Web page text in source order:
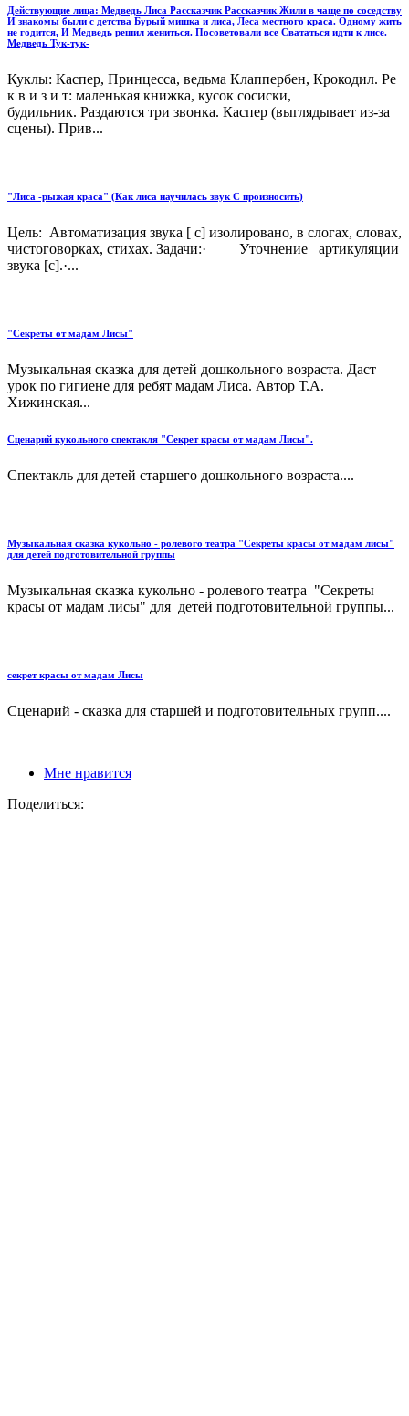
Действующие лица: Медведь Лиса Рассказчик Рассказчик Жили в чаще по соседству
И знакомы были с детства Бурый мишка и лиса, Леса местного краса. Одному жить
не годится, И Медведь решил жениться. Посоветовали все Свататься идти к лисе.
Медведь Тук-тук-
Куклы: Каспер, Принцесса, ведьма Клаппербен, Крокодил. Ре
к в и з и т: маленькая книжка, кусок сосиски,
будильник. Раздаются три звонка. Каспер (выглядывает из-за
сцены). Прив...
"Лиса -рыжая краса" (Как лиса научилась звук С произносить)
Цель: Автоматизация звука [ с] изолировано, в слогах, словах,
чистоговорках, стихах. Задачи:· Уточнение артикуляции
звука [c].·...
"Секреты от мадам Лисы"
Музыкальная сказка для детей дошкольного возраста. Даст
урок по гигиене для ребят мадам Лиса. Автор Т.А.
Хижинская...
Сценарий кукольного спектакля "Секрет красы от мадам Лисы".
Спектакль для детей старшего дошкольного возраста....
Музыкальная сказка кукольно - ролевого театра "Секреты красы от мадам лисы"
для детей подготовительной группы
Музыкальная сказка кукольно - ролевого театра "Секреты
красы от мадам лисы" для детей подготовительной группы...
секрет красы от мадам Лисы
Сценарий - сказка для старшей и подготовительных групп....
Мне нравится
Поделиться: